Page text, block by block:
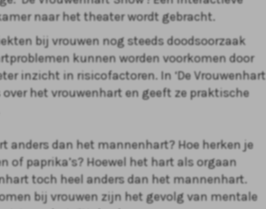
naar het theater wordt gebracht.
bij vrouwen nog steeds doodsoorzaak
kunnen worden voorkomen door
inzicht in risicofactoren. In ‘De Vrouwenhart
over het vrouwenhart en geeft ze praktische
anders dan het mannenhart? Hoe herken je
of paprika’s? Hoewel het hart als orgaan
toch heel anders dan het mannenhart.
bij vrouwen zijn het gevolg van mentale